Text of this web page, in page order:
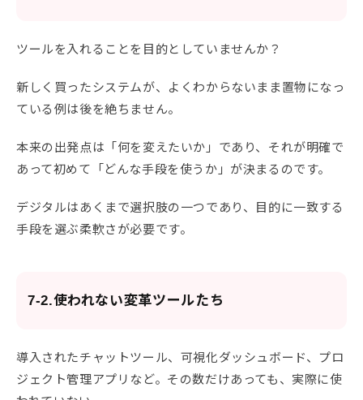
ツールを入れることを目的としていませんか？
新しく買ったシステムが、よくわからないまま置物になっ
ている例は後を絶ちません。
本来の出発点は「何を変えたいか」であり、それが明確で
あって初めて「どんな手段を使うか」が決まるのです。
デジタルはあくまで選択肢の一つであり、目的に一致する
手段を選ぶ柔軟さが必要です。
7-2.使われない変革ツールたち
導入されたチャットツール、可視化ダッシュボード、プロ
ジェクト管理アプリなど。その数だけあっても、実際に使